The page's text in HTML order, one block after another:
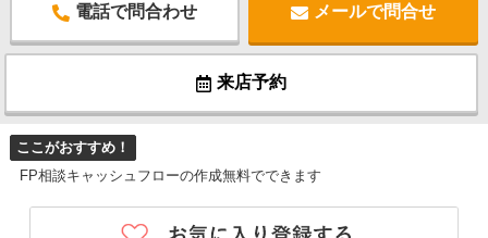
電話で問合わせ メールで問合せ
来店予約
ここがおすすめ！
FP相談キャッシュフローの作成無料でできます